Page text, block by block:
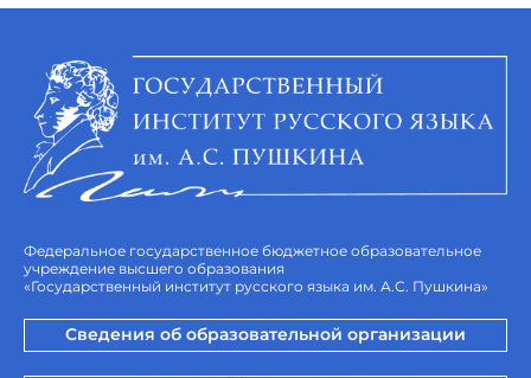
Федеральное государственное бюджетное образовательное
учреждение высшего образования
«Государственный институт русского языка им. А.С. Пушкина»
Сведения об образовательной организации